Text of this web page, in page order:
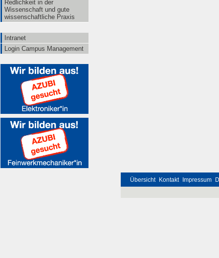
Redlichkeit in der
Wissenschaft und gute
wissenschaftliche Praxis
Intranet
Login Campus Management
Übersicht Kontakt Impressum